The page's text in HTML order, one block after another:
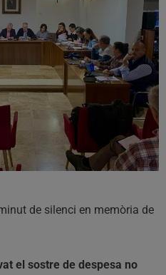
de silenci en memòria de
el sostre de despesa no